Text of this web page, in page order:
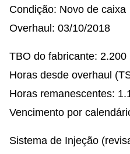
Condição: Novo de caixa
Overhaul: 03/10/2018
TBO do fabricante:
Horas desde overhaul
Horas remanescentes:
Vencimento por
Sistema de Injeção